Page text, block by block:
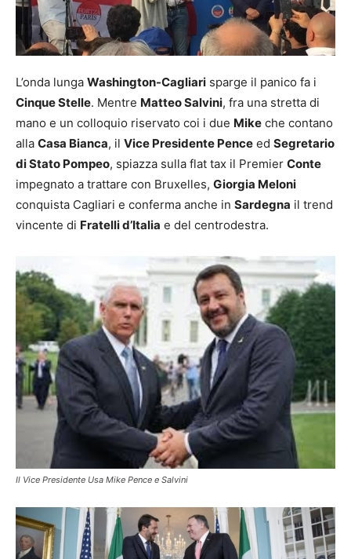
L’onda lunga Washington-Cagliari sparge il panico fa i
Cinque Stelle. Mentre Matteo Salvini, fra una stretta di
mano e un colloquio riservato coi i due Mike che contano
alla Casa Bianca, il Vice Presidente Pence ed Segretario
di Stato Pompeo, spiazza sulla flat tax il Premier Conte
impegnato a trattare con Bruxelles, Giorgia Meloni
conquista Cagliari e conferma anche in Sardegna il trend
vincente di Fratelli d’Italia e del centrodestra.
Il Vice Presidente Usa Mike Pence e Salvini